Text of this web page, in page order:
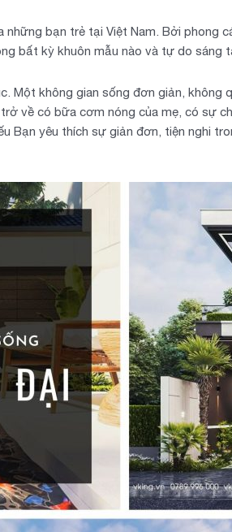
những bạn trẻ tại Việt Nam. Bởi
bất kỳ khuôn mẫu nào và tự do sáng
Một không gian sống đơn giản, không
về có bữa cơm nóng của mẹ, có sự
Bạn yêu thích sự giản đơn, tiện nghi